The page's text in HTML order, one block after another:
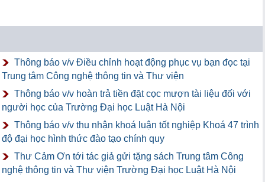
Thông báo v/v Điều chỉnh hoạt động phục vụ bạn đọc tại
Trung tâm Công nghệ thông tin và Thư viện
Thông báo v/v hoàn trả tiền đặt cọc mượn tài liệu đối với
người học của Trường Đại học Luật Hà Nội
Thông báo v/v thu nhận khoá luận tốt nghiệp Khoá 47 trình
độ đại học hình thức đào tạo chính quy
Thư Cảm Ơn tới tác giả gửi tặng sách Trung tâm Công
nghệ thông tin và Thư viện Trường Đại học Luật Hà Nội